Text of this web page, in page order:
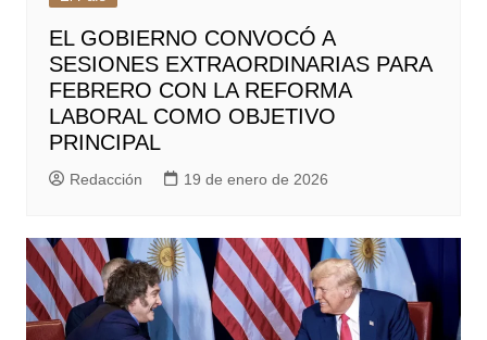
EL GOBIERNO CONVOCÓ A
SESIONES EXTRAORDINARIAS PARA
FEBRERO CON LA REFORMA
LABORAL COMO OBJETIVO
PRINCIPAL
Redacción 19 de enero de 2026